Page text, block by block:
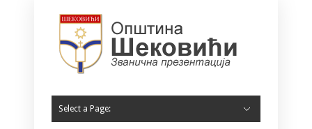
Select a Page: